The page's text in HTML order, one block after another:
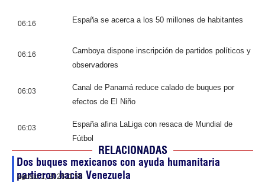
06:16 España se acerca a los 50 millones de habitantes
06:16
Camboya dispone inscripción de partidos políticos y
observadores
06:03
Canal de Panamá reduce calado de buques por
efectos de El Niño
06:03
España afina LaLiga con resaca de Mundial de
Fútbol
RELACIONADAS
Dos buques mexicanos con ayuda humanitaria
partieron hacia Venezuela
agosto 1, 202611:58